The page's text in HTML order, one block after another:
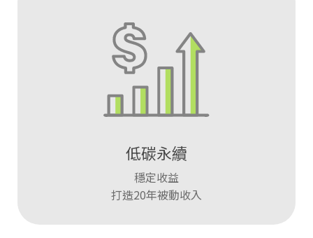
低碳永續
穩定收益
打造20年被動收入